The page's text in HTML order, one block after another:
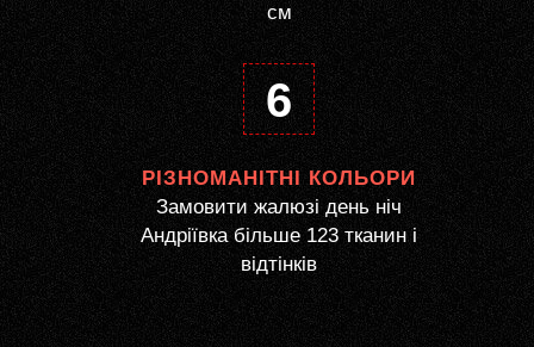
см
6
РІЗНОМАНІТНІ КОЛЬОРИ
Замовити жалюзі день ніч
Андріївка більше 123 тканин і
відтінків